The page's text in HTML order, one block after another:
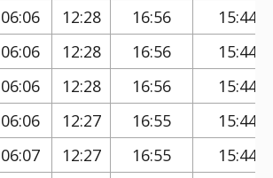
06:06 12:28 16:56
15:44
06:06 12:28 16:56
15:44
06:06 12:28 16:56
15:44
06:06 12:27 16:55
15:44
06:07 12:27 16:55
15:44